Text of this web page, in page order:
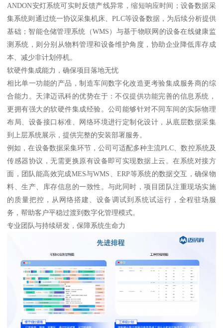
ANDON安灯系统可实时反馈产线异常，缩短响应时间；设备数据采
集系统则通过统一协议采集机床、PLC等设备数据，为后续分析提供
基础；智能仓储管理系统（WMS）与基于物联网的设备在线健康监
测系统，则分别从物料管理和设备维护角度，协助企业降低库存成
本、减少非计划停机。
软硬件集成能力，确保项目落地无忧
相比单一功能的产品，制造车间数字化改造更考验集成服务商的综
合能力。天津迈讯科的优势在于：不仅提供功能完善的信息系统，
更拥有强大的软硬件集成经验。公司能够针对不同车间的实际物理
布局、设备接口标准、网络环境进行定制化设计，从底层数据采集
到上层系统展示，提供完整的安装部署服务。
例如，在设备数据采集环节，公司可适配多种主流PLC、数控系统及
传感器协议，无需更换原有设备即可实现数据上云。在系统对接方
面，团队能高效完成MES与WMS、ERP等系统的数据交互，确保物
料、生产、库存信息的一致性。与此同时，项目团队注重现场实施
的质量把控，从网络搭建、设备调试到系统试运行，全程驻场服
务，帮助客户平稳过渡到数字化管理模式。
专业团队与持续研发，保障系统生命力